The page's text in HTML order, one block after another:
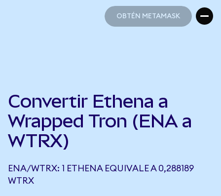
OBTÉN METAMASK
Convertir Ethena a
Wrapped Tron (ENA a
WTRX)
ENA/WTRX: 1 ETHENA EQUIVALE A 0,288189
WTRX